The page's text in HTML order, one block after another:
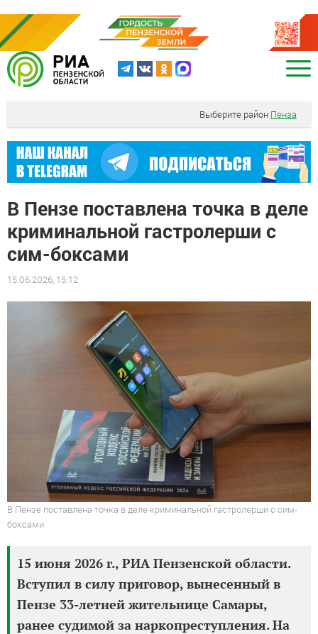
Выберите район Пенза
В Пензе поставлена точка в деле
криминальной гастролерши с
сим-боксами
15.06.2026, 15:12
В Пензе поставлена точка в деле криминальной гастролерши с сим-
боксами
15 июня 2026 г., РИА Пензенской области.
Вступил в силу приговор, вынесенный в
Пензе 33-летней жительнице Самары,
ранее судимой за наркопреступления. На